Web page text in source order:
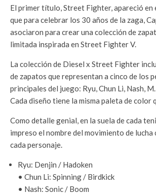
El primer título, Street Fighter, apareció en
que para celebrar los 30 años de la zaga,
asociaron para crear una colección de
limitada inspirada en Street Fighter V.
La colección de Diesel x Street Fighter
de zapatos que representan a cinco de los
principales del juego: Ryu, Chun Li, Nash,
Cada diseño tiene la misma paleta de color
Como detalle genial, en la suela de cada
impreso el nombre del movimiento de
cada personaje.
Ryu: Denjin / Hadoken
• Chun Li: Spinning / Birdkick
• Nash: Sonic / Boom